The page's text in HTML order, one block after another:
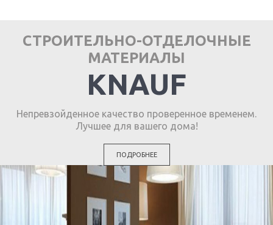
СТРОИТЕЛЬНО-ОТДЕЛОЧНЫЕ
МАТЕРИАЛЫ
KNAUF
Непревзойденное качество проверенное временем.
Лучшее для вашего дома!
ПОДРОБНЕЕ